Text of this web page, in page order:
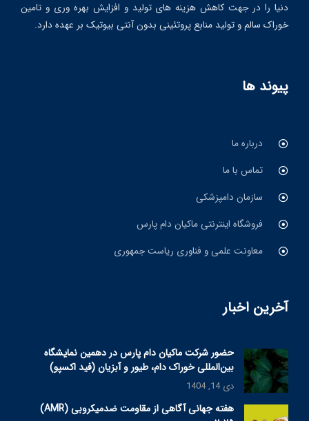
دنیا را در جهت کاهش هزینه های تولید و افزایش بهره وری و تامین
خوراک سالم و تولید منابع پروتئینی بدون آنتی بیوتیک بر عهده دارد.
پیوند ها
درباره ما
تماس با ما
سازمان دامپزشکی
فروشگاه اینترنتی ماکیان دام پارس
معاونت علمی و فناوری ریاست جمهوری
آخرین اخبار
حضور شرکت ماکیان دام پارس در دهمین نمایشگاه
بین‌المللی خوراک دام، طیور و آبزیان (فید اکسپو)
دی 14, 1404
هفته جهانی آگاهی از مقاومت ضدمیکروبی (AMR)